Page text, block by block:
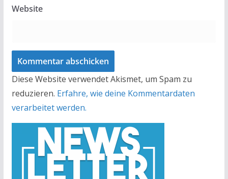
Website
Diese Website verwendet Akismet, um Spam zu
reduzieren. Erfahre, wie deine Kommentardaten
verarbeitet werden.